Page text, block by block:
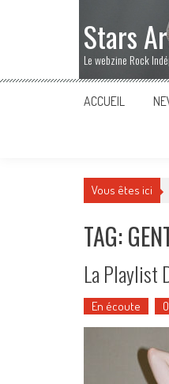
Stars
Le webzine Rock
ACCUEIL
Vous êtes ici
TAG:
La Playlist
En écoute